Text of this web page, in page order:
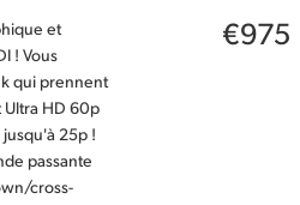
et
! Vous
qui prennent
Ultra HD 60p
25p !
passante
cross-
€975